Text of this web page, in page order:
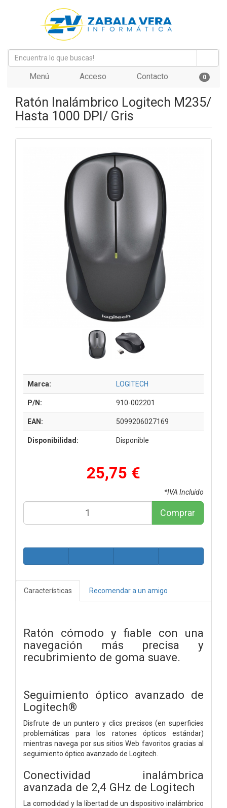
Menú Acceso Contacto 0
Ratón Inalámbrico Logitech M235/
Hasta 1000 DPI/ Gris
Marca: LOGITECH
P/N: 910-002201
EAN: 5099206027169
Disponibilidad: Disponible
25,75 €
*IVA Incluido
Comprar
Características Recomendar a un amigo
Ratón cómodo y fiable con una
navegación más precisa y
recubrimiento de goma suave.
Seguimiento óptico avanzado de
Logitech®
Disfrute de un puntero y clics precisos (en superficies
problemáticas para los ratones ópticos estándar)
mientras navega por sus sitios Web favoritos gracias al
seguimiento óptico avanzado de Logitech.
Conectividad inalámbrica
avanzada de 2,4 GHz de Logitech
La comodidad y la libertad de un dispositivo inalámbrico